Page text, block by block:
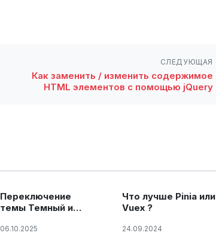
СЛЕДУЮЩАЯ
Как заменить / изменить содержимое
HTML элементов с помощью jQuery
Переключение
темы Темный и
06.10.2025
Что лучше Pinia или
Vuex ?
24.09.2024